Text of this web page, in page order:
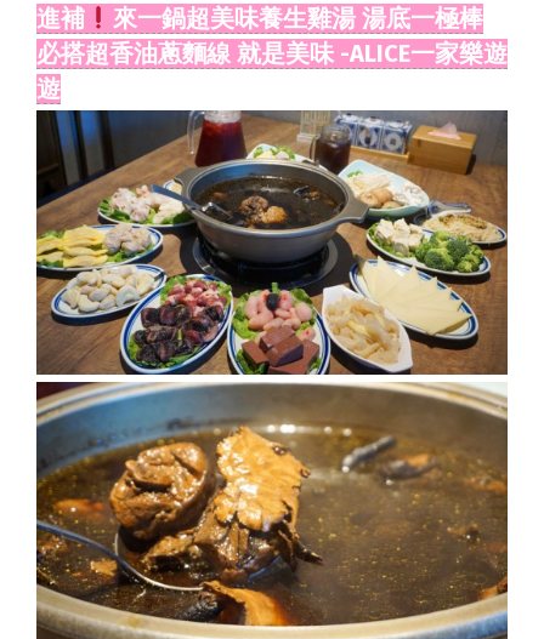
進補
來一鍋超美味養生雞湯 湯底一極棒
必搭超香油蔥麵線 就是美味 -ALICE一家樂遊
遊